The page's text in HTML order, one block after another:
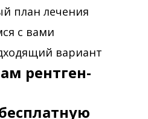
план лечения
с вами
вариант
рентген-